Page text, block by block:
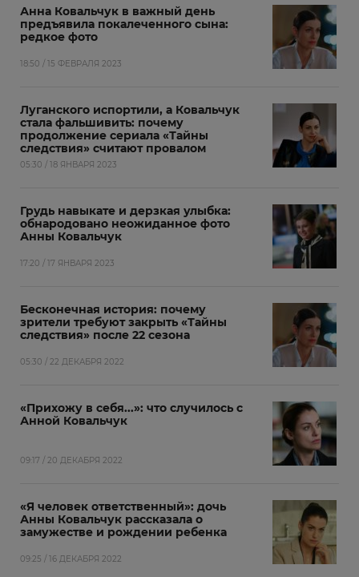
Анна Ковальчук в важный день
предъявила покалеченного сына:
редкое фото
18:50 / 15 ФЕВРАЛЯ 2023
Луганского испортили, а Ковальчук
стала фальшивить: почему
продолжение сериала «Тайны
следствия» считают провалом
05:30 / 18 ЯНВАРЯ 2023
Грудь навыкате и дерзкая улыбка:
обнародовано неожиданное фото
Анны Ковальчук
17:20 / 17 ЯНВАРЯ 2023
Бесконечная история: почему
зрители требуют закрыть «Тайны
следствия» после 22 сезона
05:30 / 22 ДЕКАБРЯ 2022
«Прихожу в себя...»: что случилось с
Анной Ковальчук
09:17 / 20 ДЕКАБРЯ 2022
«Я человек ответственный»: дочь
Анны Ковальчук рассказала о
замужестве и рождении ребенка
09:25 / 16 ДЕКАБРЯ 2022